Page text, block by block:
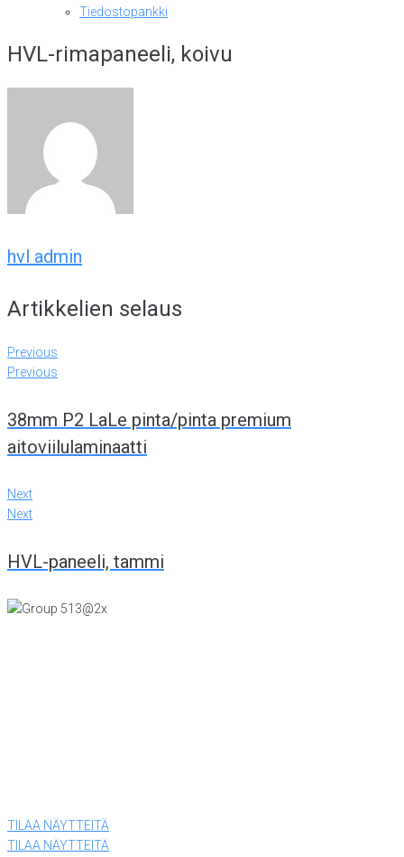
Tiedostopankki
HVL-rimapaneeli, koivu
hvl admin
Artikkelien selaus
Previous
Previous
38mm P2 LaLe pinta/pinta premium
aitoviilulaminaatti
Next
Next
HVL-paneeli, tammi
TILAA NÄYTTEITÄ
TILAA NÄYTTEITÄ